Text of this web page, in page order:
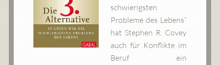
schwierigsten
Probleme des Lebens“
hat Stephen R. Covey
auch für Konflikte im
Beruf ein